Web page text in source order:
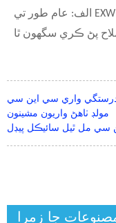
الف: عام طور تي EXW يا FOB شينزين 100٪ T/T اڳواٽ، ۽ اسان
درستگي واري سي اين سي
مولڊ ٺاهڻ واريون مشينون
سي مل ٿيل سائيڪل پيڊل
جا زمرا